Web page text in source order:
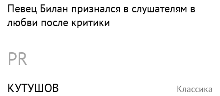
Певец Билан признался в слушателям в
любви после критики
PR
КУТУШОВ Классика